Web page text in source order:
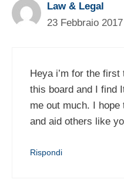
Law & Legal
23 Febbraio
Heya i’m for the
this board and I find
me out much. I
and aid others like
Rispondi